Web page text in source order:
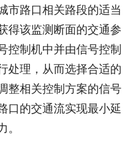
市路口相关路段的适当
得该监测断面的交通参
控制机中并由信号控制
处理，从而选择合适的
整相关控制方案的信号
口的交通流实现最小延